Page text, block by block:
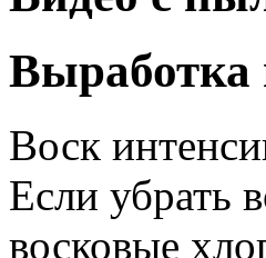
Выработка
Воск
Если убрать
восковые